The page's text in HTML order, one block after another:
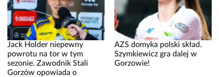
Jack Holder niepewny
powrotu na tor w tym
sezonie. Zawodnik Stali
Gorzów opowiada o
AZS domyka polski skład.
Szymkiewicz gra dalej w
Gorzowie!